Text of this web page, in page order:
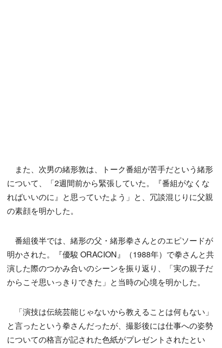
また、次男の緒形敦は、トーク番組が苦手だという緒形
について、「2週間前から緊張していた。『番組がなくな
ればいいのに』と思っていたよう」と、冗談混じりに父親
の素顔を明かした。
番組後半では、緒形の父・緒形拳さんとのエピソードが
明かされた。『優駿 ORACION』（1988年）で拳さんと共
演した際のつかみ合いのシーンを振り返り、「実の親子だ
からこそ思いっきりできた」と当時の心境を明かした。
「演技は伝統芸能じゃないから教えることは何もない」
と言ったという拳さんだったが、撮影後には仕事への姿勢
についての格言が記された色紙がプレゼントされたとい